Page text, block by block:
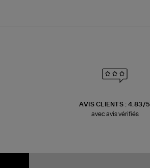
AVIS CLIENTS : 4.83/5
avec avis vérifiés